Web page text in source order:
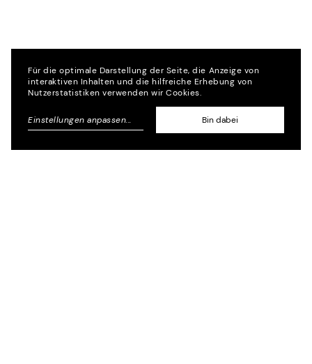
Für die optimale Darstellung der Seite, die Anzeige von
interaktiven Inhalten und die hilfreiche Erhebung von
Nutzerstatistiken verwenden wir Cookies.
Einstellungen anpassen... Bin dabei